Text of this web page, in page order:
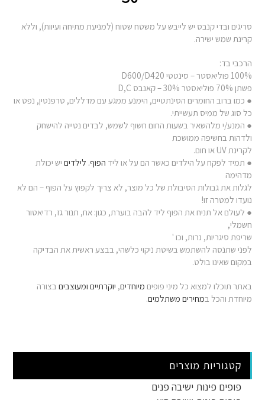
סריגים ובדי קנבס יש לייבש על משטח שטוח (למניעת מתיחה ועיוות), וללא
קרינת שמש ישירה.
הרכבי בד:
100% פוליאסטר – סינטטי D600/D420
פשתן 70% פוליאסטר 30% – קאנבס D,C
● כמו ברוב החומרים הסינתטיים, הימנע ממגע עם מדללים, טרפנטין, נפט או
כל סוג של ממיס תעשייתי.
● המנע/י מלהשאיר בשעות החום חשוף לשמש, לבדים נטייה להישחק
ולדהות בחשיפה ממושכת
לקרינת UV או חום.
● תמיד לפקח על הילדים כאשר הם על או ליד הפוף. לילדים יש יכולת
מדהימה
לגלות את גבולות הסיבולת של כל מוצר, לא צריך לקפוץ על הפוף – הם לא
נועדו למטרה זו!
● לעולם אל תניח את הפוף ליד להבה בוערת, כגון: אח, תנור גז, רדיאטור
חשמלי,
שריפת סיגריות, נרות, וכו '
לפני שתנסה להשתמש בשיטת ניקוי כלשהי, בבצע ראשית את הבדיקה
במקום שאינו בולט.
באתר תוכלו למצוא כל מיני פופים מיוחדים, יוקרתיים ומעוצבים בצורה
מיוחדת והכל במחירים משתלמים.
קטגוריות מוצרים
פופים פינות ישיבה פנים